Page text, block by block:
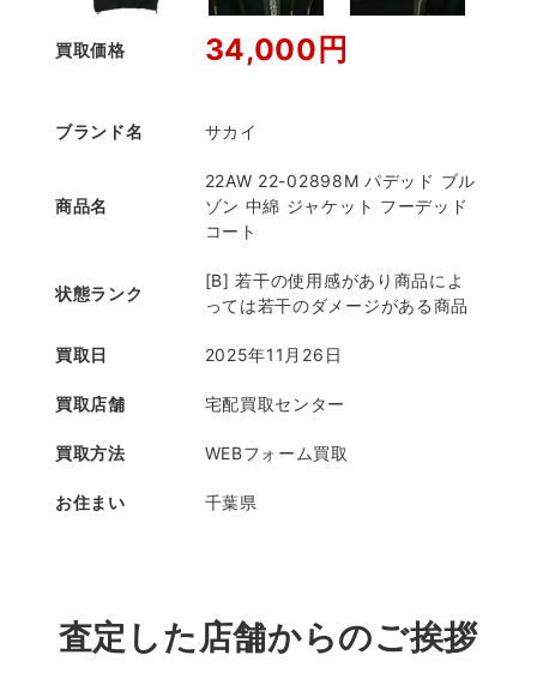
買取価格 34,000円
ブランド名 サカイ
商品名
22AW 22-02898M パデッド ブル
ゾン 中綿 ジャケット フーデッド
コート
状態ランク
[B] 若干の使用感があり商品によ
っては若干のダメージがある商品
買取日 2025年11月26日
買取店舗 宅配買取センター
買取方法 WEBフォーム買取
お住まい 千葉県
査定した店舗からのご挨拶